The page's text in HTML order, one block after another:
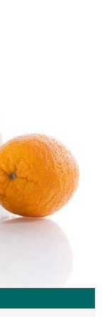
السلحفاة البرية
الأخرى، ويجب
المطبوخة من
أن تتغذى أيضًا